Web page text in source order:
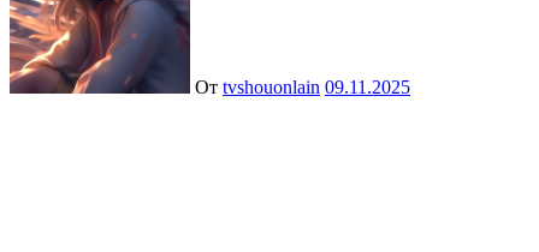
От tvshouonlain 09.11.2025